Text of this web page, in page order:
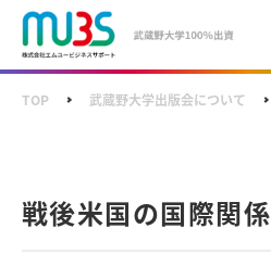
TOP 武蔵野大学出版会について
戦後米国の国際関係